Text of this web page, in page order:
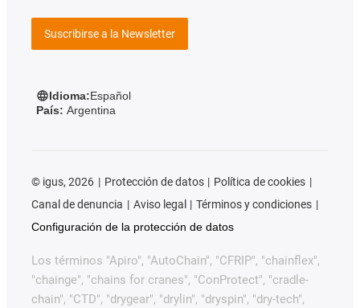
Suscribirse a la Newsletter
Idioma:Español
País: Argentina
© igus, 2026 Protección de datos
Política de cookies
Canal de denuncia
Aviso legal
Términos y condiciones
Configuración de la protección de datos
Los términos "Apiro", "AutoChain", "CFRIP", "chainflex",
"chainge", "chains for cranes", "ConProtect", "cradle-
chain", "CTD", "drygear", "drylin", "dryspin", "dry-tech",